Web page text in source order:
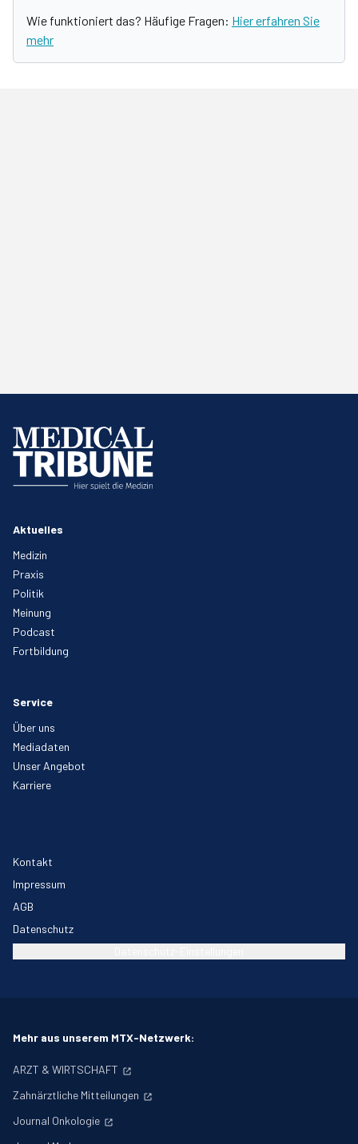
Wie funktioniert das? Häufige Fragen: Hier erfahren Sie
mehr
Aktuelles
Medizin
Praxis
Politik
Meinung
Podcast
Fortbildung
Service
Über uns
Mediadaten
Unser Angebot
Karriere
Kontakt
Impressum
AGB
Datenschutz
Mehr aus unserem MTX-Netzwerk:
ARZT & WIRTSCHAFT
Zahnärztliche Mitteilungen
Journal Onkologie